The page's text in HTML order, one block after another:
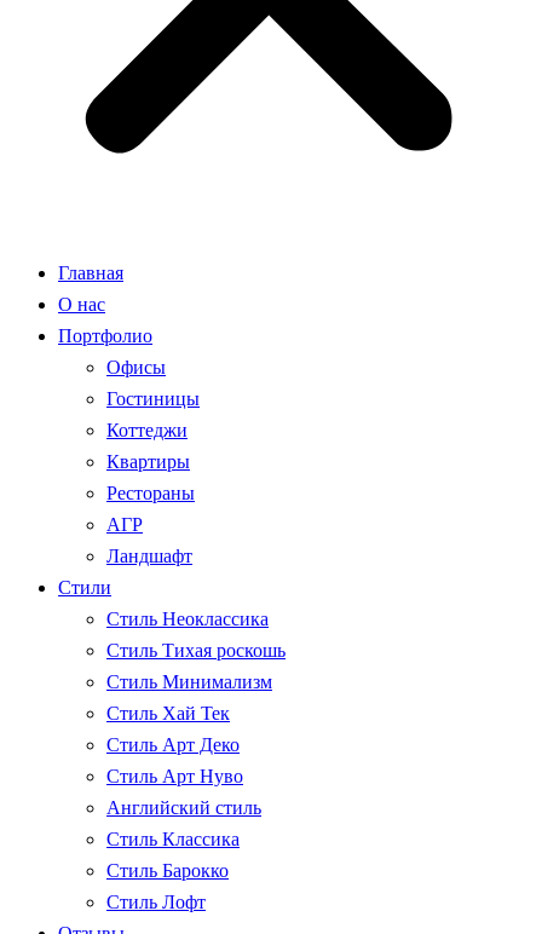
Главная
О нас
Портфолио
Офисы
Гостиницы
Коттеджи
Квартиры
Рестораны
АГР
Ландшафт
Стили
Стиль Неоклассика
Стиль Тихая роскошь
Стиль Минимализм
Стиль Хай Тек
Стиль Арт Деко
Стиль Арт Нуво
Английский стиль
Стиль Классика
Стиль Барокко
Стиль Лофт